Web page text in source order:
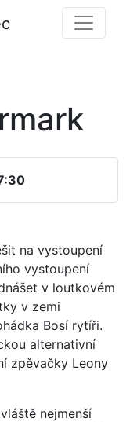
na vystoupení
vystoupení
v loutkovém
v zemi
Bosí rytíři.
alternativní
zpěvačky Leony
nejmenší